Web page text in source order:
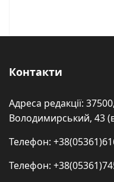
Контакти
Адреса редакції:
Володимирський, 43
Телефон:
Телефон: